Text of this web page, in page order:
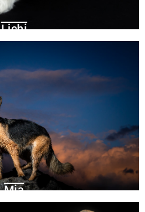
Lichi
Mia